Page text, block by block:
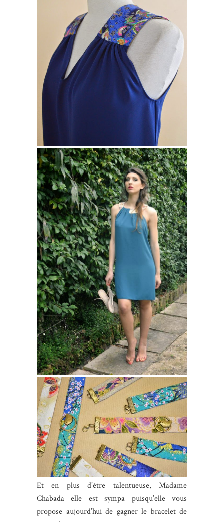
Et en plus d’être talentueuse, Madame
Chabada elle est sympa puisqu’elle vous
propose aujourd’hui de gagner le bracelet de